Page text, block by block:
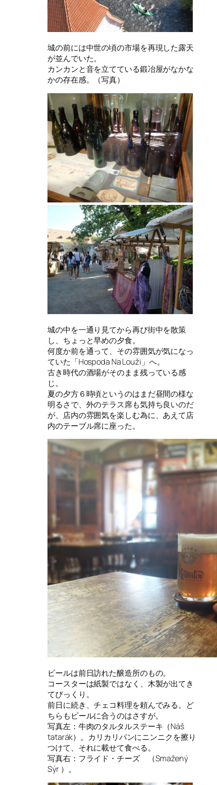
城の前には中世の頃の市場を再現した露天
が並んでいた。
カンカンと音を立てている鍛冶屋がなかな
かの存在感。（写真）
城の中を一通り見てから再び街中を散策
し、ちょっと早めの夕食。
何度か前を通って、その雰囲気が気になっ
ていた「Hospoda Na Louži」へ。
古き時代の酒場がそのまま残っている感
じ。
夏の夕方６時頃というのはまだ昼間の様な
明るさで、外のテラス席も気持ち良いのだ
が、店内の雰囲気を楽しむ為に、あえて店
内のテーブル席に座った。
ビールは前日訪れた醸造所のもの。
コースターは紙製ではなく、木製が出てき
てびっくり。
前日に続き、チェコ料理を頼んでみる。ど
ちらもビールに合うのはさすが。
写真左：牛肉のタルタルステーキ（Náš
tatarák）。カリカリパンにニンニクを擦り
つけて、それに載せて食べる。
写真右：フライド・チーズ （Smažený
Sýr ）。